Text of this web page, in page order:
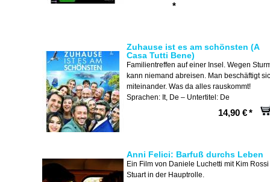
*
Zuhause ist es am schönsten (A
Casa Tutti Bene)
Familientreffen auf einer Insel. Wegen
kann niemand abreisen. Man beschäftigt
miteinander. Was da alles rauskommt!
Sprachen: It, De – Untertitel: De
14,90 €*
Anni Felici: Barfuß durchs Leben
Ein Film von Daniele Luchetti mit Kim Rossi
Stuart in der Hauptrolle.